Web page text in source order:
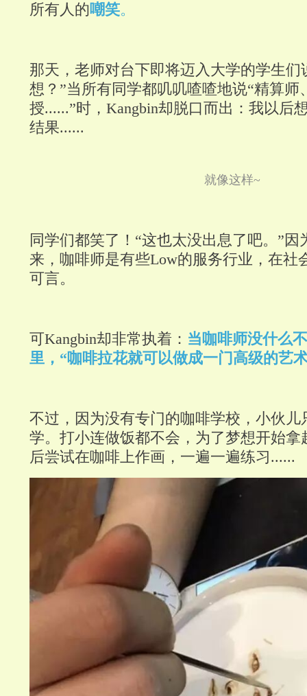
所有人的嘲笑。
那天，老师对台下即将迈入大学的学生们
想？”当所有同学都叽叽喳喳地说“精算师
授......”时，Kangbin却脱口而出：我以后
结果......
就像这样~
同学们都笑了！“这也太没出息了吧。”因
来，咖啡师是有些Low的服务行业，在社
可言。
可Kangbin却非常执着： 当咖啡师没什么
里，“咖啡拉花就可以做成一门高级的艺
不过，因为没有专门的咖啡学校，小伙儿
学。打小连做饭都不会，为了梦想开始拿
后尝试在咖啡上作画，一遍一遍练习......